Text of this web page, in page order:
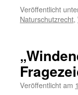
Veröffentlicht
Naturschutzrecht,
Veröffentlicht am